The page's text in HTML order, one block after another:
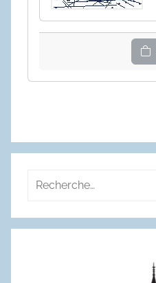
Recherche
: